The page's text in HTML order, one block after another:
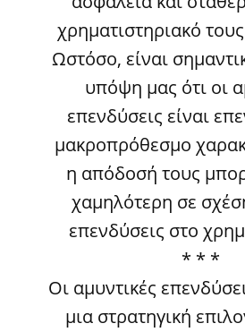
χρηματιστηριακό
Ωστόσο, είναι
υπόψη μας ότι οι
επενδύσεις είναι
μακροπρόθεσμο
η απόδοσή τους
χαμηλότερη σε
επενδύσεις στο
* * *
Οι αμυντικές
μια στρατηγική